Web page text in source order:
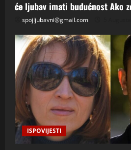
će ljubav imati budućnost Ako
spojljubavni@gmail.com
ISPOVIJESTI